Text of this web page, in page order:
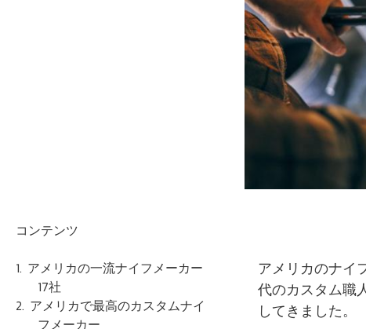
アメリカのナイ
代のカスタム職
してきました。
コンテンツ
アメリカの一流ナイフメーカー
17社
アメリカで最高のカスタムナイ
フメーカー